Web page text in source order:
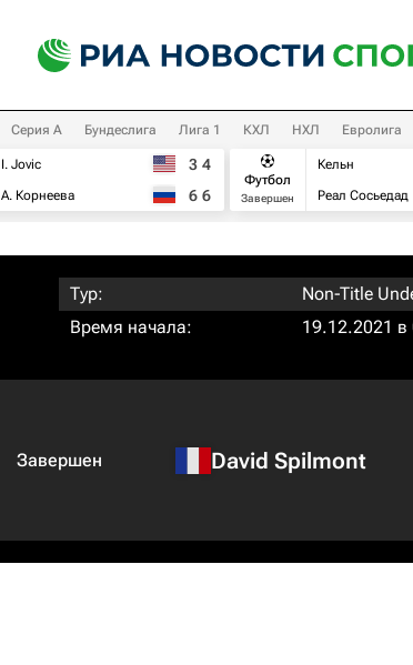
Серия А Бундеслига Лига 1 КХЛ НХЛ Евролига
I. Jovic
А. Корнеева
3 4
6 6
Футбол
Завершен
Кельн
Реал Сосьедад
Тур:
Non-Title
Время начала:
19.12.2021 в
Завершен David Spilmont